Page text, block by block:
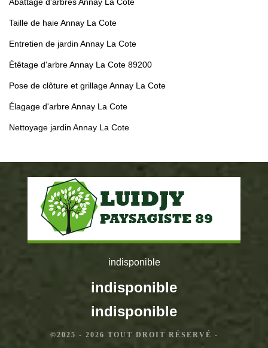
Abattage d'arbres Annay La Cote
Taille de haie Annay La Cote
Entretien de jardin Annay La Cote
Étêtage d'arbre Annay La Cote 89200
Pose de clôture et grillage Annay La Cote
Élagage d'arbre Annay La Cote
Nettoyage jardin Annay La Cote
indisponible
indisponible
indisponible
©2025 - 2026 TOUT DROIT RÉSERVÉ -